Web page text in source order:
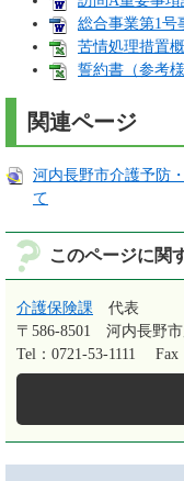
総合事業第1号
苦情処理措置
誓約書（参考
関連ページ
河内長野市介護予防
て
このページに関
介護保険課
代表
〒586-8501
河内長野
Tel：0721-53-1111
Fax